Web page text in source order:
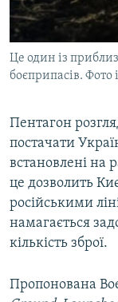
СВІДЧЕННЯ
ІНФОГРАФІКА
Qırımtatar
ДОЛУЧАЙСЯ!
Усі сайти RFE/
Це один із
боєприпасів. Фото
Пентагон
постачати
встановлені на
це дозволить
російськими
намагається
кількість зброї.
Пропонована